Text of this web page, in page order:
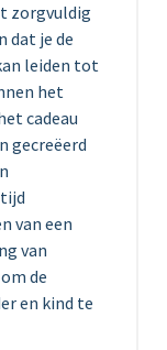
zorgvuldig
dat je de
leiden tot
het
cadeau
gecreëerd
van een
van
de
en kind te